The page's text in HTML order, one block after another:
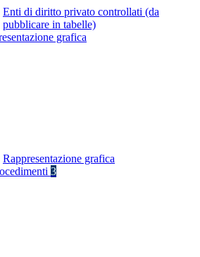
Enti di diritto privato controllati (da
pubblicare in tabelle)
grafica
Rappresentazione grafica
3